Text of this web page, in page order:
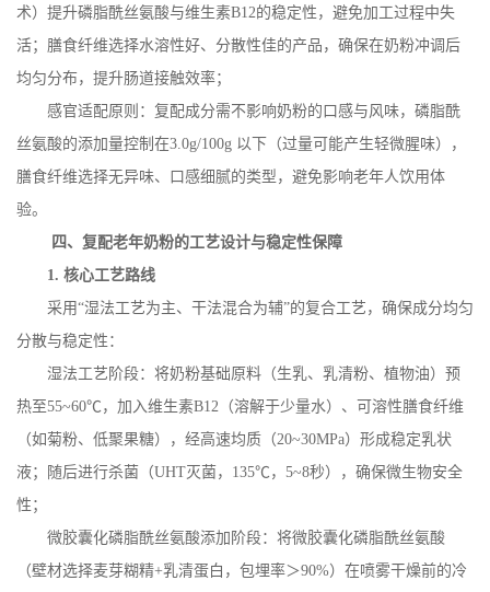
术）提升磷脂酰丝氨酸与维生素B12的稳定性，避免加工过程中失
活；膳食纤维选择水溶性好、分散性佳的产品，确保在奶粉冲调后
均匀分布，提升肠道接触效率；
感官适配原则：复配成分需不影响奶粉的口感与风味，磷脂酰
丝氨酸的添加量控制在3.0g/100g 以下（过量可能产生轻微腥味），
膳食纤维选择无异味、口感细腻的类型，避免影响老年人饮用体
验。
四、复配老年奶粉的工艺设计与稳定性保障
1.核心工艺路线
采用“湿法工艺为主、干法混合为辅”的复合工艺，确保成分均匀
分散与稳定性：
湿法工艺阶段：将奶粉基础原料（生乳、乳清粉、植物油）预
热至55~60℃，加入维生素B12 （溶解于少量水）、可溶性膳食纤维
（如菊粉、低聚果糖），经高速均质（20~30MPa）形成稳定乳状
液；随后进行杀菌（UHT灭菌， 135℃， 5~8秒），确保微生物安全
性；
微胶囊化磷脂酰丝氨酸添加阶段：将微胶囊化磷脂酰丝氨酸
（壁材选择麦芽糊精+乳清蛋白，包埋率＞90%）在喷雾干燥前的冷